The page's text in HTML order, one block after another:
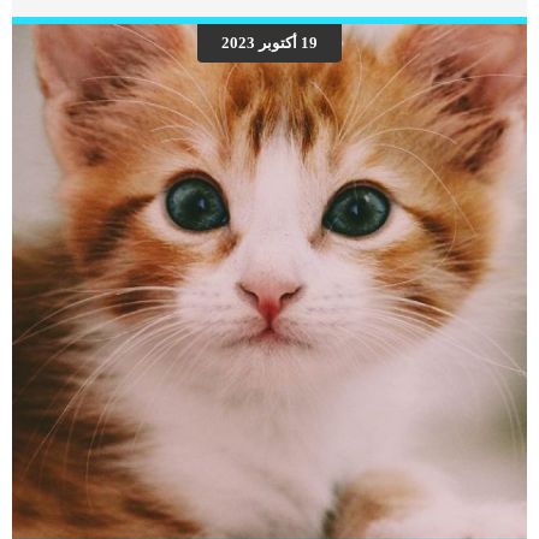
القطط تشوهات الجفن التي قد تؤدي إلى الاحتكاك المفرط أو الخدش التهاب الجلد
الرطب عند طيات الأنف البارزة داء الشعرة والشتر الداخلي وجود أهداب خارج الرحم
عدم القدرة على إغلاق الجفون تمامًا رد فعل لدغة الحشرات تاثير العقار السلبيالذئبة
الحمامية الجهازية فرط الحساسية للمكورات العنقودية الأورام الغدية الدهنية سرطان
الخلايا الحرشفيةالإصابات الرضحية مثل جروح الجفن أو الحروق الكيميائية الالتهابات
الطفيلية […]
19 أكتوبر 2023